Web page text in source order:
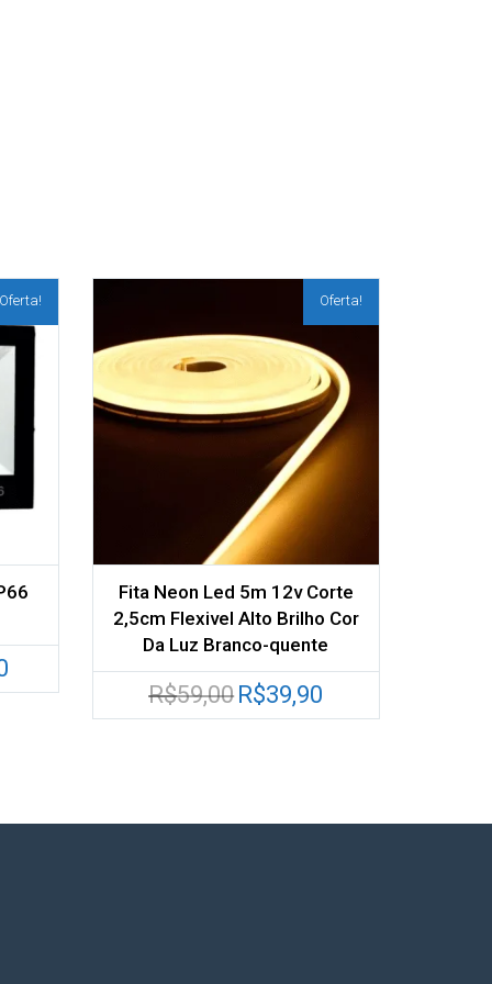
Oferta!
O
preço
atual
Oferta!
Fita Neon Led 5m 12v Corte
2,5cm Flexivel Alto Brilho Cor
Da Luz Branco-quente
R$59,00 O
preço
original
R$39,90
atual